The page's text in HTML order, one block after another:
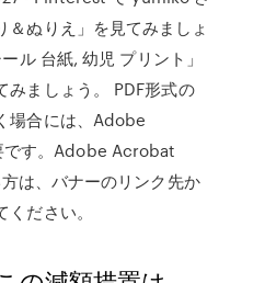
＆ぬりえ」を見てみましょ
ル 台紙, 幼児 プリント」
みましょう。 PDF形式の
場合には、Adobe
す。Adobe Acrobat
は、バナーのリンク先か
ださい。